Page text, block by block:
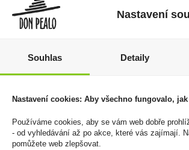
Cena za:
Skladem:
Cena za:
Nastavení
Souhlas Detaily
Nastavení cookies: Aby všechno fungovalo, jak
Používáme cookies, aby se vám web dobře
- od vyhledávání až po akce, které vás zajímají.
pomůžete web zlepšovat.